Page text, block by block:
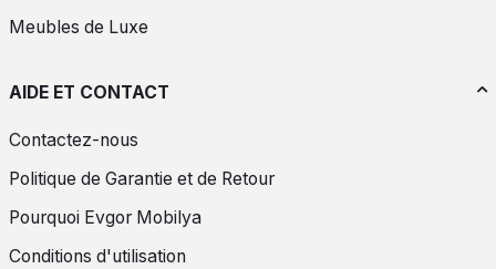
Meubles de Luxe
AIDE ET CONTACT
Contactez-nous
Politique de Garantie et de Retour
Pourquoi Evgor Mobilya
Conditions d'utilisation